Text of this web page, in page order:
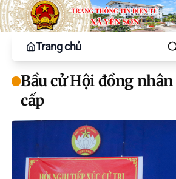
Trang chủ
Bầu cử Hội đồng nhân
cấp